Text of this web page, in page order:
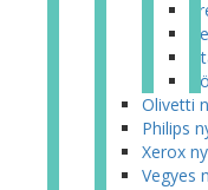
Olivetti
Philips
Xerox
Vegyes